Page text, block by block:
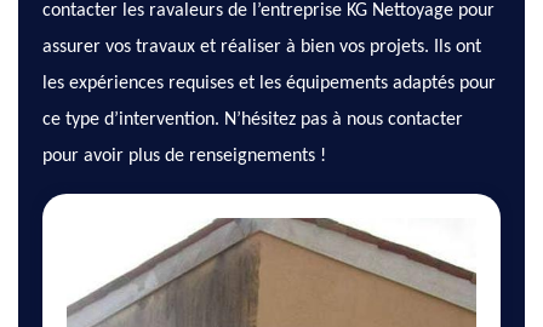
contacter les ravaleurs de l’entreprise KG Nettoyage pour
assurer vos travaux et réaliser à bien vos projets. Ils ont
les expériences requises et les équipements adaptés pour
ce type d’intervention. N’hésitez pas à nous contacter
pour avoir plus de renseignements !